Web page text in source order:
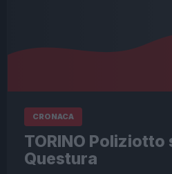
CRONACA
TORINO Poliziotto
Questura